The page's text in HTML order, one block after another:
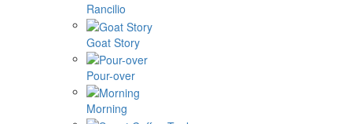
Rancilio
Goat Story
Pour-over
Morning